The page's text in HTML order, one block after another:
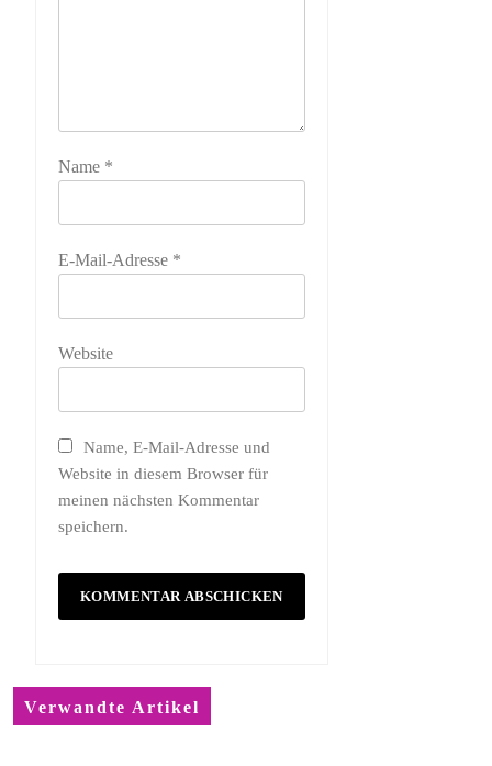
Name *
E-Mail-Adresse *
Website
Name, E-Mail-Adresse und
Website in diesem Browser für
meinen nächsten Kommentar
speichern.
Verwandte Artikel